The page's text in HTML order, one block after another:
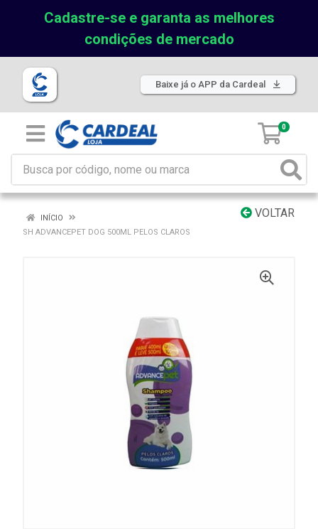
Cadastre-se e garanta as melhores
condições de mercado
Baixe já o APP da Cardeal
0
VOLTAR
INÍCIO
SH ADVANCEPET DOG 500ML PELOS CLAROS